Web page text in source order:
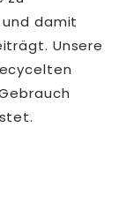
und damit
Unsere